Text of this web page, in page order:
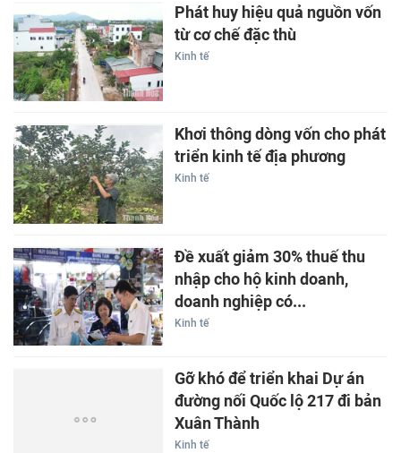
Phát huy hiệu quả nguồn vốn
từ cơ chế đặc thù
Kinh tế
Khơi thông dòng vốn cho phát
triển kinh tế địa phương
Kinh tế
Đề xuất giảm 30% thuế thu
nhập cho hộ kinh doanh,
doanh nghiệp có...
Kinh tế
Gỡ khó để triển khai Dự án
đường nối Quốc lộ 217 đi bản
Xuân Thành
Kinh tế